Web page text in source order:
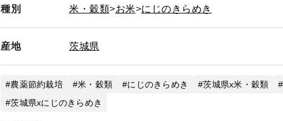
種別 米・穀類 お米 にじのきらめき
産地 茨城県
農薬節約栽培 米・穀類 にじのきらめき 茨城県x米・穀類
茨城県xにじのきらめき